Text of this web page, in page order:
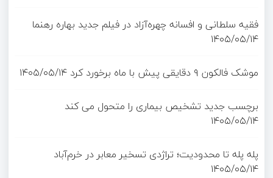
فقیه سلطانی و افسانه چهره‌آزاد در فیلم جدید بهاره رهنما
۱۴۰۵/۰۵/۱۴
موشک فالکون ۹ دقایقی پیش با ماه برخورد کرد
۱۴۰۵/۰۵/۱۴
برچسب جدید تشخیص بیماری را متحول می کند
۱۴۰۵/۰۵/۱۴
پله پله تا محدودیت؛ تراژدی تسخیر معابر در خرم‌آباد
۱۴۰۵/۰۵/۱۴